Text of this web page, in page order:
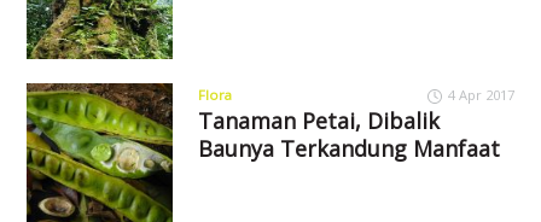
Flora 4 Apr 2017
Tanaman Petai, Dibalik
Baunya Terkandung Manfaat